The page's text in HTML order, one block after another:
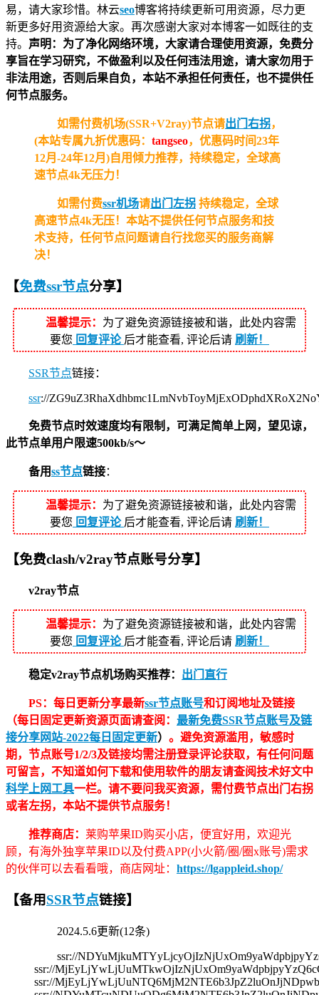
易，请大家珍惜。林云seo博客将持续更新可用资源，尽力更
新更多好用资源给大家。再次感谢大家对本博客一如既往的支
持。 声明：为了净化网络环境，大家请合理使用资源，免费分
享旨在学习研究，不做盈利以及任何违法用途，请大家勿用于
非法用途，否则后果自负，本站不承担任何责任，也不提供任
何节点服务。
如需付费机场(SSR+V2ray)节点请出门右拐，
(本站专属九折优惠码： tangseo，优惠码时间23年
12月-24年12月)自用倾力推荐，持续稳定，全球高
速节点4k无压力！
如需付费ssr机场请出门左拐 持续稳定，全球
高速节点4k无压！ 本站不提供任何节点服务和技
术支持，任何节点问题请自行找您买的服务商解
决！
【免费ssr节点分享】
温馨提示： 为了避免资源链接被和谐，此处内容需
要您 回复评论 后才能查看, 评论后请 刷新！
SSR节点链接：
ssr://
免费节点时效速度均有限制，可满足简单上网，望见谅，
此节点单用户限速500kb/s～
备用ss节点链接：
温馨提示： 为了避免资源链接被和谐，此处内容需
要您 回复评论 后才能查看, 评论后请 刷新！
【免费clash/v2ray节点账号分享】
v2ray节点
温馨提示： 为了避免资源链接被和谐，此处内容需
要您 回复评论 后才能查看, 评论后请 刷新！
稳定v2ray节点机场购买推荐： 出门直行
PS：每日更新分享最新ssr节点账号和订阅地址及链接
（每日固定更新资源页面请查阅： 最新免费SSR节点账号及链
接分享网站-2022每日固定更新） 。避免资源滥用，敏感时
期，节点账号1/2/3及链接均需注册登录评论获取，有任何问题
可留言，不知道如何下载和使用软件的朋友请查阅技术好文中
科学上网工具一栏。请不要问我买资源，需付费节点出门右拐
或者左拐，本站不提供节点服务！
推荐商店： 莱购苹果ID购买小店，便宜好用，欢迎光
顾，有海外独享苹果ID以及付费APP(小火箭/圈/圈x账号)需求
的伙伴可以去看看哦，商店网址： https://lgappleid.shop/
【备用SSR节点链接】
2024.5.6更新(12条)
ssr://
ssr://
ssr://